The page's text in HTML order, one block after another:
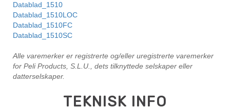
Datablad_1510
Datablad_1510LOC
Datablad_1510FC
Datablad_1510SC
Alle varemerker er registrerte og/eller uregistrerte varemerker
for Peli Products, S.L.U., dets tilknyttede selskaper eller
datterselskaper.
TEKNISK INFO